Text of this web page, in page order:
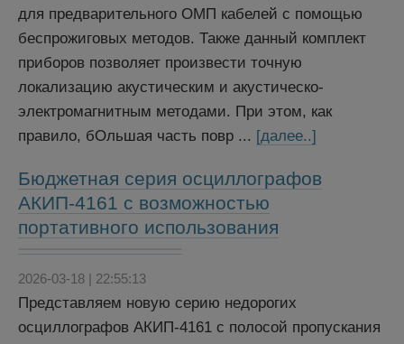
для предварительного ОМП кабелей с помощью
беспрожиговых методов. Также данный комплект
приборов позволяет произвести точную
локализацию акустическим и акустическо-
электромагнитным методами. При этом, как
правило, бОльшая часть повр ... [далее..]
Бюджетная серия осциллографов
АКИП-4161 с возможностью
портативного использования
2026-03-18 | 22:55:13
Представляем новую серию недорогих
осциллографов АКИП-4161 с полосой пропускания